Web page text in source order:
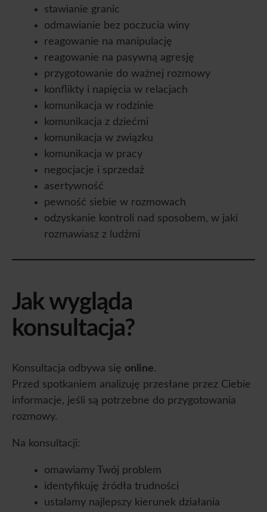
stawianie granic
odmawianie bez poczucia winy
reagowanie na manipulację
reagowanie na pasywną agresję
przygotowanie do ważnej rozmowy
konflikty i napięcia w relacjach
komunikacja w rodzinie
komunikacja z dziećmi
komunikacja w związku
komunikacja w pracy
negocjacje i sprzedaż
asertywność
pewność siebie w rozmowach
odzyskanie kontroli nad sposobem, w jaki
rozmawiasz z ludźmi
Jak wygląda
konsultacja?
Konsultacja odbywa się online.
Przed spotkaniem analizuję przesłane przez Ciebie
informacje, jeśli są potrzebne do przygotowania
rozmowy.
Na konsultacji:
omawiamy Twój problem
identyfikuję źródła trudności
ustalamy najlepszy kierunek działania